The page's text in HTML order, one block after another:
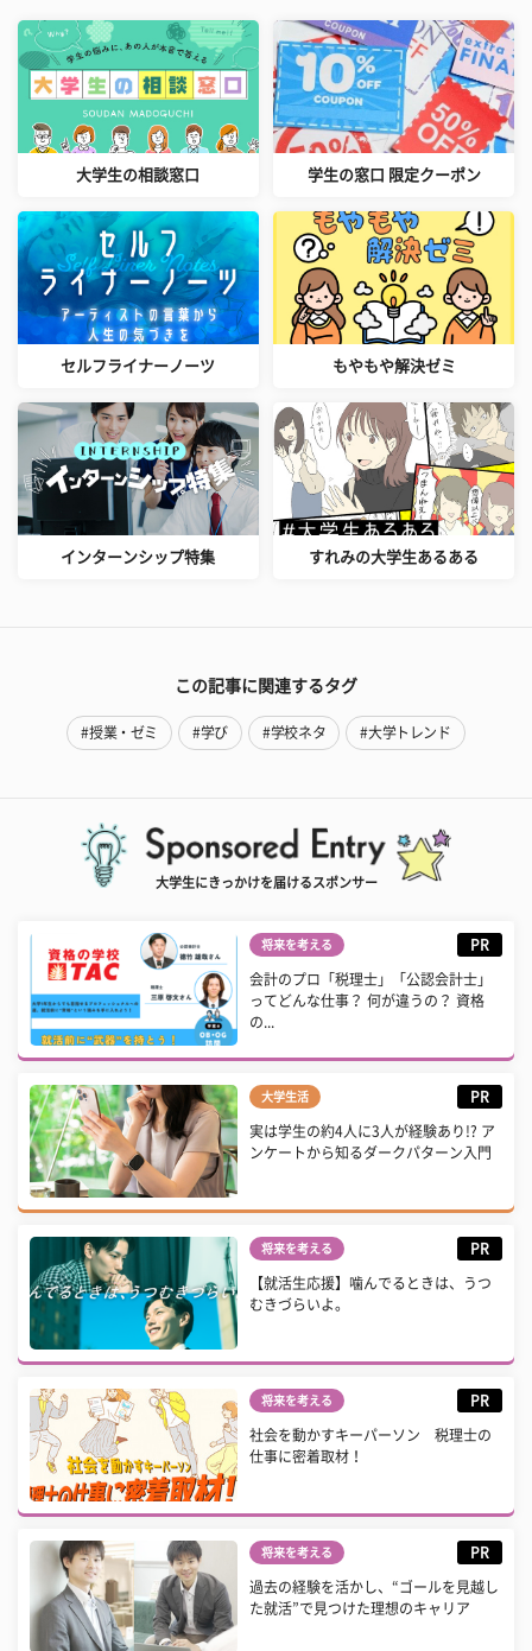
大学生の相談窓口 学生の窓口 限定クーポン
セルフライナーノーツ もやもや解決ゼミ
インターンシップ特集 すれみの大学生あるある
この記事に関連するタグ
#授業・ゼミ #学び #学校ネタ #大学トレンド
大学生にきっかけを届けるスポンサー
将来を考える PR
会計のプロ「税理士」「公認会計士」
ってどんな仕事？ 何が違うの？ 資格
の...
大学生活 PR
実は学生の約4人に3人が経験あり!? ア
ンケートから知るダークパターン入門
将来を考える PR
【就活生応援】噛んでるときは、うつ
むきづらいよ。
将来を考える PR
社会を動かすキーパーソン 税理士の
仕事に密着取材！
将来を考える PR
過去の経験を活かし、“ゴールを見越し
た就活”で見つけた理想のキャリア